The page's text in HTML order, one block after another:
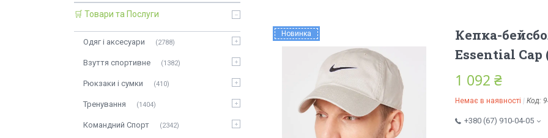
Новинка
Кепка-
Essential Cap
1 092 ₴
Немає в наявності Код:
+380 (67) 910-04-05
🛒 Товари та Послуги
Одяг і аксесуари 2788
Взуття спортивне 1382
Рюкзаки і сумки 410
Тренування 1404
Командний Спорт 2342